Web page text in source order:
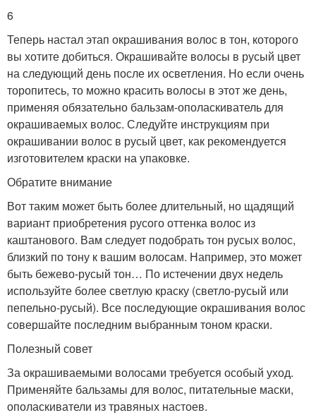
6
Теперь настал этап окрашивания волос в тон, которого
вы хотите добиться. Окрашивайте волосы в русый цвет
на следующий день после их осветления. Но если очень
торопитесь, то можно красить волосы в этот же день,
применяя обязательно бальзам-ополаскиватель для
окрашиваемых волос. Следуйте инструкциям при
окрашивании волос в русый цвет, как рекомендуется
изготовителем краски на упаковке.
Обратите внимание
Вот таким может быть более длительный, но щадящий
вариант приобретения русого оттенка волос из
каштанового. Вам следует подобрать тон русых волос,
близкий по тону к вашим волосам. Например, это может
быть бежево-русый тон… По истечении двух недель
используйте более светлую краску (светло-русый или
пепельно-русый). Все последующие окрашивания волос
совершайте последним выбранным тоном краски.
Полезный совет
За окрашиваемыми волосами требуется особый уход.
Применяйте бальзамы для волос, питательные маски,
ополаскиватели из травяных настоев.